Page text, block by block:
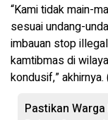
“Kami tidak main-
sesuai undang-
imbauan stop
kamtibmas di
kondusif,” akhirnya.
Pastikan